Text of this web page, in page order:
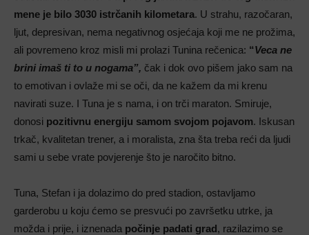
mene je bilo 3030 istrčanih kilometara. U strahu, razočaran,
ljut, depresivan, nema negativnog osjećaja koji me ne prožima,
ali povremeno kroz misli mi prolazi Tunina rečenica: “Veca ne
brini imaš ti to u nogama”, čak i dok ovo pišem jako sam na
to emotivan i ovlaže mi se oči, da ne kažem da mi krenu
navirati suze. I Tuna je s nama, i on trči maraton. Smiruje,
donosi pozitivnu energiju samom svojom pojavom. Iskusan
trkač, kvalitetan trener, a i moralista, zna šta treba reći da ljudi
sami u sebe vrate povjerenje što je naročito bitno.
Tuna, Stefan i ja dolazimo do pred stadion, ostavljamo
garderobu u koju ćemo se presvući po završetku utrke, ja
možda i prije, i iznenada počinje padati grad, razilazimo se